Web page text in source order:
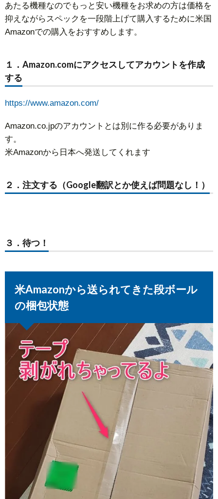
あたる機種なのでもっと安い機種をお求めの方は価格を
抑えながらスペックを一段階上げて購入するために米国
Amazonでの購入をおすすめします。
１．Amazon.comにアクセスしてアカウントを作成
する
https://www.amazon.com/
Amazon.co.jpのアカウントとは別に作る必要がありま
す。
米Amazonから日本へ発送してくれます
２．注文する（Google翻訳とか使えば問題なし！）
３．待つ！
米Amazonから送られてきた段ボール
の梱包状態